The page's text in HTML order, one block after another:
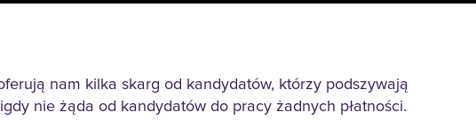
nam kilka skarg od kandydatów, którzy podszywają
nie żąda od kandydatów do pracy żadnych płatności.